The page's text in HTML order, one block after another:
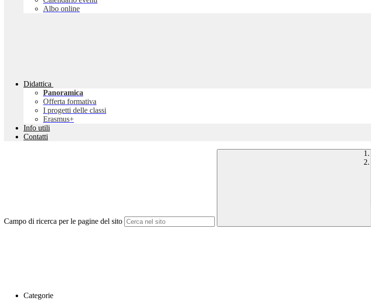
Albo online
Didattica
Panoramica
Offerta formativa
I progetti delle classi
Erasmus+
Info utili
Contatti
Campo di ricerca per le pagine del sito
Categorie